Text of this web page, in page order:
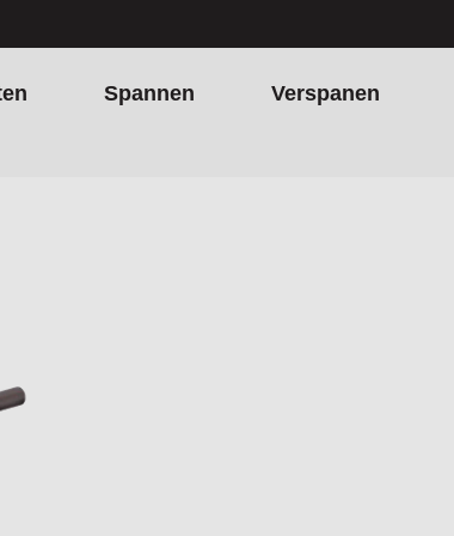
Spannen Verspanen